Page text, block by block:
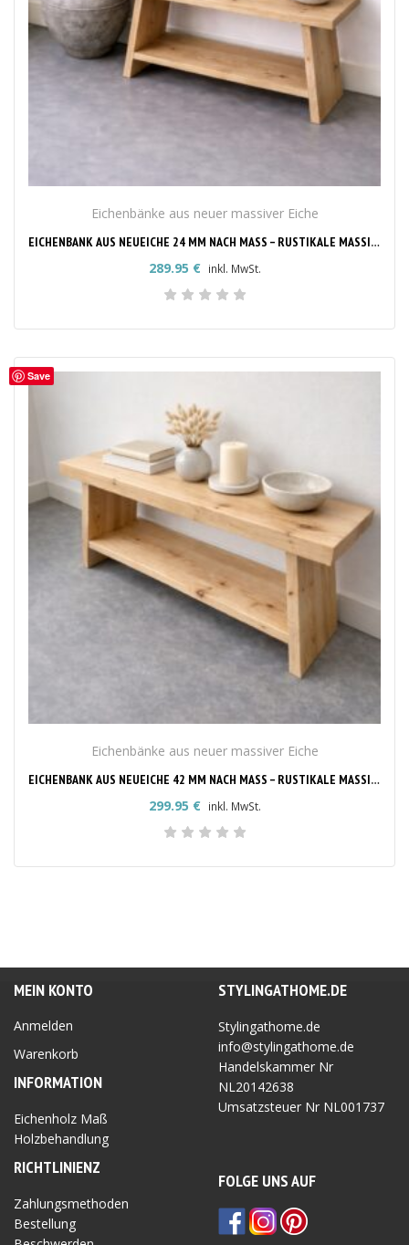
Eichenbänke aus neuer massiver Eiche
EICHENBANK AUS NEUEICHE 24 MM NACH MASS – RUSTIKALE MASSIVHOLZBANK
289.95 € inkl. MwSt.
Save
Eichenbänke aus neuer massiver Eiche
EICHENBANK AUS NEUEICHE 42 MM NACH MASS – RUSTIKALE MASSIVHOLZBANK
299.95 € inkl. MwSt.
MEIN KONTO
Anmelden
Warenkorb
INFORMATION
Eichenholz Maß
Holzbehandlung
RICHTLINIENZ
Zahlungsmethoden
Bestellung
STYLINGATHOME.DE
Stylingathome.de
info@stylingathome.de
Handelskammer Nr
NL20142638
Umsatzsteuer Nr NL001737
FOLGE UNS AUF